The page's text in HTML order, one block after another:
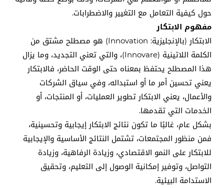
حول كيفية التعامل مع التغيير والاضطرابات.
مفهوم الابتكار
الابتكار (بالإنجليزية: Innovation) هو مصطلح مشتق من
الكلمة اللاتينية (Innovare)، والتي تعني التجديد، وما يزال
هذا المصطلح يحتفظ بمعناه حتى الوقت الحاضر، فالابتكار
يعني تحسين أمر ما أو استبداله، وفي سياق الشركات
والأعمال، يعني الابتكار تطوير العمليات، أو المنتجات، أو
الخدمات التي تقدمها.
بشكل عام، غالبًا ما تكون نتائج الابتكار إيجابية وتحسينية،
فمن منظور المجتمعات، تشتمل النتائج الأساسية والإيجابية
للابتكار على النمو الاقتصادي، وزيادة الرفاهية، وزيادة
التواصل، وتوفير إمكانية الوصول إلى التعليم، وتحقيق
الاستدامة البيئية.